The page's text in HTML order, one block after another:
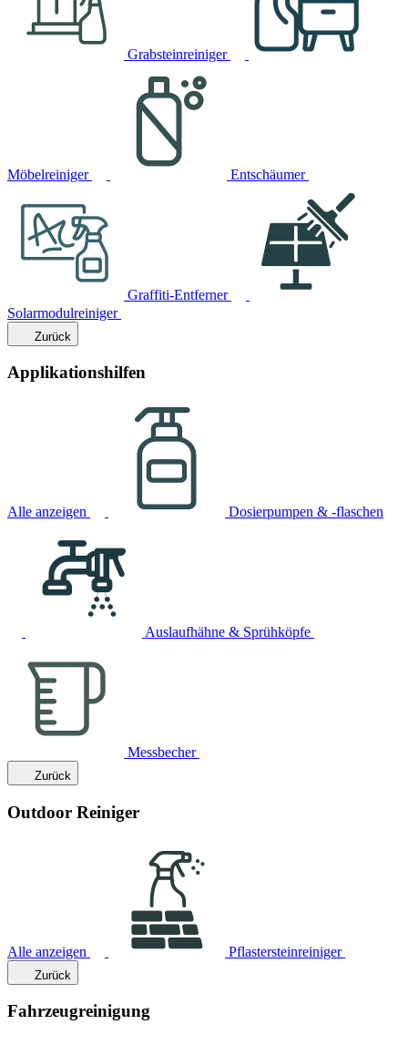
Grabsteinreiniger
Möbelreiniger Entschäumer
Graffiti-Entferner
Solarmodulreiniger
Zurück
Applikationshilfen
Alle anzeigen Dosierpumpen & -flaschen
Auslaufhähne & Sprühköpfe
Messbecher
Zurück
Outdoor Reiniger
Alle anzeigen Pflastersteinreiniger
Zurück
Fahrzeugreinigung